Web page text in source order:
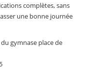
complètes, sans
une bonne journée
gymnase place de